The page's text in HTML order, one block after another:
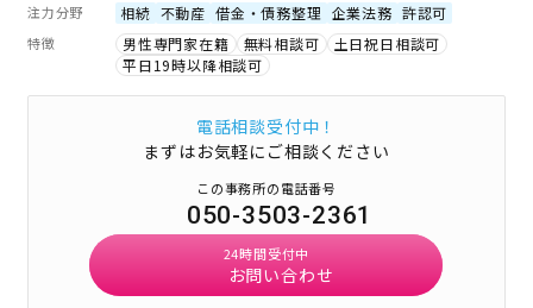
注力分野 相続 不動産 借金・債務整理 企業法務 許認可
特徴 男性専門家在籍 無料相談可
土日祝日相談可
平日19時以降相談可
電話相談受付中！
まずはお気軽にご相談ください
この事務所の電話番号
050-3503-2361
24時間受付中
お問い合わせ